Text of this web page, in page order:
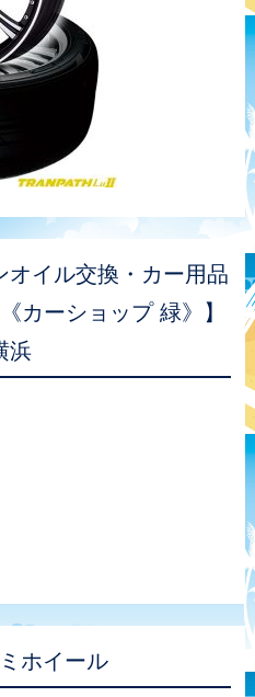
オイル交換・カー用品
カーショップ 緑》】
浜
ホイール